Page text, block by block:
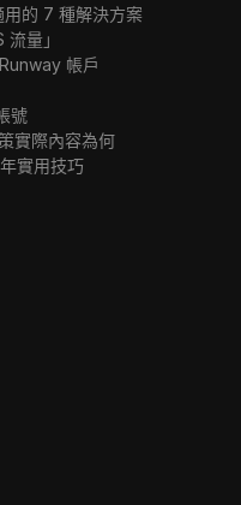
的 7 種解決方案
量」
帳戶
號
實際內容為何
實用技巧